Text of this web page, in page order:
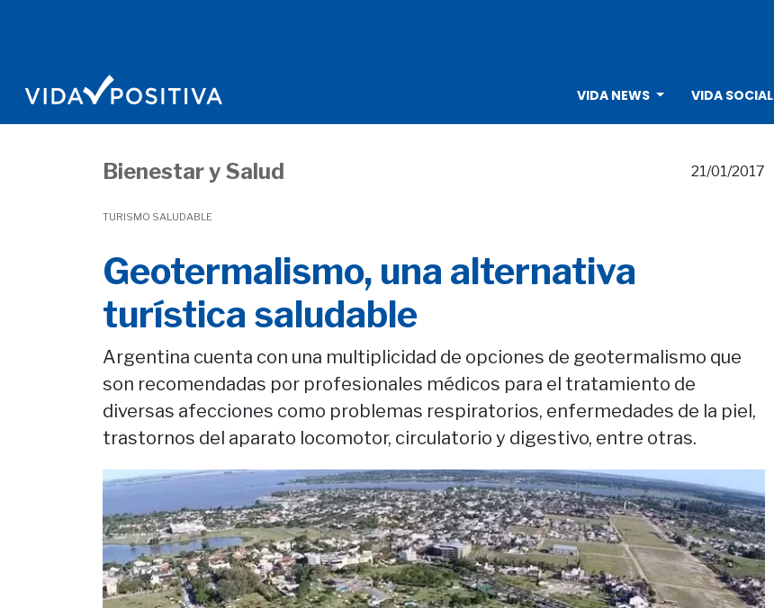
VIDA NEWS VIDA SOCIAL
Bienestar y Salud
TURISMO SALUDABLE
21/01/2017
Geotermalismo, una alternativa
turística saludable
Argentina cuenta con una multiplicidad de opciones de geotermalismo que
son recomendadas por profesionales médicos para el tratamiento de
diversas afecciones como problemas respiratorios, enfermedades de la piel,
trastornos del aparato locomotor, circulatorio y digestivo, entre otras.